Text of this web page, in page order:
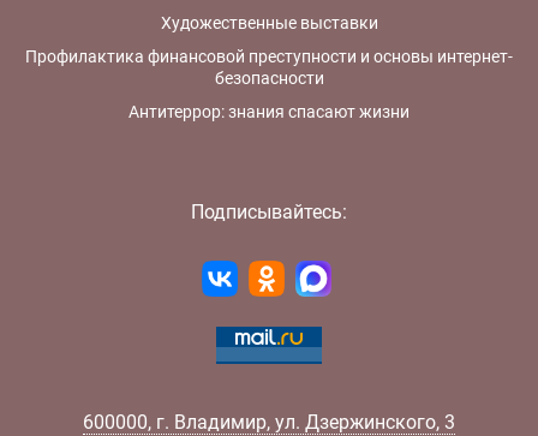
Художественные выставки
Профилактика финансовой преступности и основы интернет-
безопасности
Антитеррор: знания спасают жизни
Подписывайтесь:
600000, г. Владимир, ул. Дзержинского, 3